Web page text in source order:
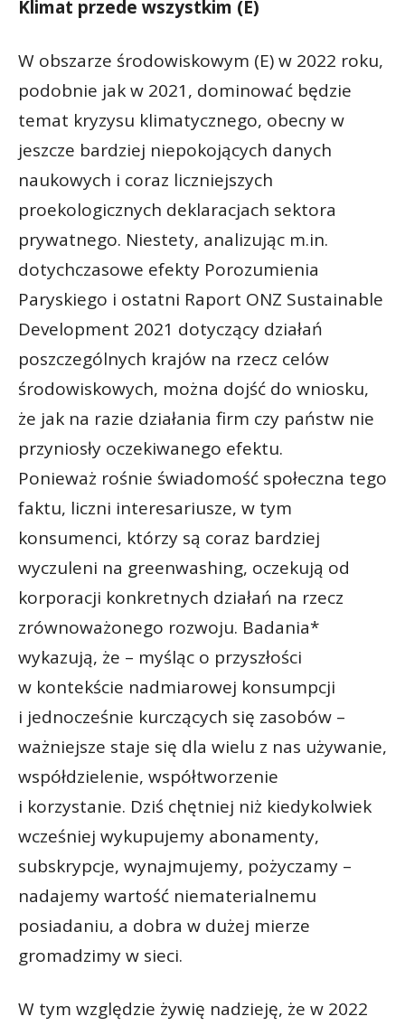
Klimat przede wszystkim (E)
W obszarze środowiskowym (E) w 2022 roku,
podobnie jak w 2021, dominować będzie
temat kryzysu klimatycznego, obecny w
jeszcze bardziej niepokojących danych
naukowych i coraz liczniejszych
proekologicznych deklaracjach sektora
prywatnego. Niestety, analizując m.in.
dotychczasowe efekty Porozumienia
Paryskiego i ostatni Raport ONZ Sustainable
Development 2021 dotyczący działań
poszczególnych krajów na rzecz celów
środowiskowych, można dojść do wniosku,
że jak na razie działania firm czy państw nie
przyniosły oczekiwanego efektu.
Ponieważ rośnie świadomość społeczna tego
faktu, liczni interesariusze, w tym
konsumenci, którzy są coraz bardziej
wyczuleni na greenwashing, oczekują od
korporacji konkretnych działań na rzecz
zrównoważonego rozwoju. Badania*
wykazują, że – myśląc o przyszłości
w kontekście nadmiarowej konsumpcji
i jednocześnie kurczących się zasobów –
ważniejsze staje się dla wielu z nas używanie,
współdzielenie, współtworzenie
i korzystanie. Dziś chętniej niż kiedykolwiek
wcześniej wykupujemy abonamenty,
subskrypcje, wynajmujemy, pożyczamy –
nadajemy wartość niematerialnemu
posiadaniu, a dobra w dużej mierze
gromadzimy w sieci.
W tym względzie żywię nadzieję, że w 2022